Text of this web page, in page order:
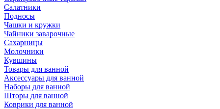
Салатники
Подносы
Чашки и кружки
Чайники заварочные
Сахарницы
Молочники
Кувшины
Товары для ванной
Аксессуары для ванной
Наборы для ванной
Шторы для ванной
Коврики для ванной